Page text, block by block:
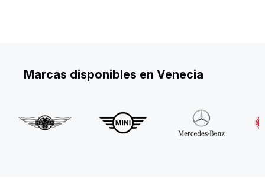
Marcas disponibles en Venecia